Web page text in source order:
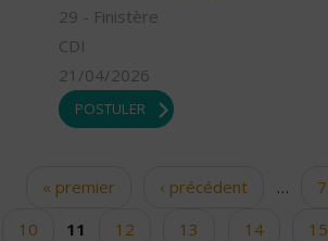
29 - Finistère
CDI
21/04/2026
POSTULER
Pages« premier ‹ précédent … 7
10
11 12 13 14 15